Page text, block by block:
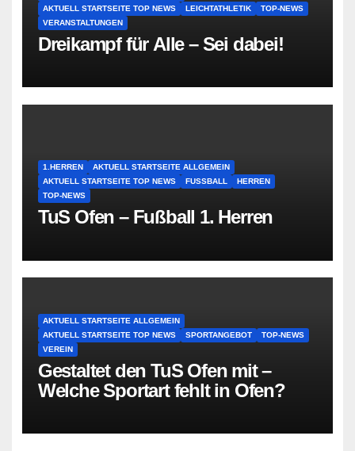
AKTUELL STARTSEITE TOP NEWS
LEICHTATHLETIK
TOP-NEWS
VERANSTALTUNGEN
Dreikampf für Alle – Sei dabei!
1.HERREN
AKTUELL STARTSEITE ALLGEMEIN
AKTUELL STARTSEITE TOP NEWS
FUSSBALL
HERREN
TOP-NEWS
TuS Ofen – Fußball 1. Herren
AKTUELL STARTSEITE ALLGEMEIN
AKTUELL STARTSEITE TOP NEWS
SPORTANGEBOT
TOP-NEWS
VEREIN
Gestaltet den TuS Ofen mit –
Welche Sportart fehlt in Ofen?